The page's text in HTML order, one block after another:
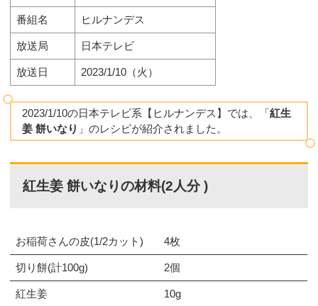
番組名 ヒルナンデス
放送局 日本テレビ
放送日 2023/1/10（火）
2023/1/10の日本テレビ系【ヒルナンデス】では、「紅生
姜 餅いなり 」のレシピが紹介されました。
紅生姜 餅いなりの材料(2人分 )
お稲荷さんの皮(1/2カット) 4枚
切り餅(計100g) 2個
紅生姜 10g